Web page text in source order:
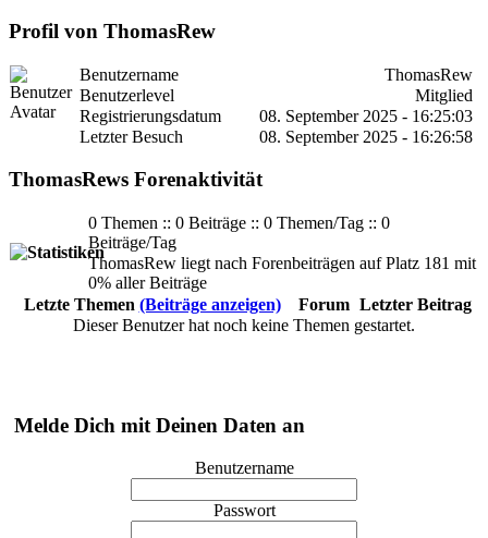
Profil von ThomasRew
Benutzername
ThomasRew
Benutzerlevel
Mitglied
Registrierungsdatum
08. September 2025 - 16:25:03
Letzter Besuch
08. September 2025 - 16:26:58
ThomasRews Forenaktivität
0 Themen :: 0 Beiträge :: 0 Themen/Tag :: 0
Beiträge/Tag
ThomasRew liegt nach Forenbeiträgen auf Platz 181 mit
0% aller Beiträge
Letzte Themen (Beiträge anzeigen) Forum Letzter Beitrag
Dieser Benutzer hat noch keine Themen gestartet.
Melde Dich mit Deinen Daten an
Benutzername
Passwort